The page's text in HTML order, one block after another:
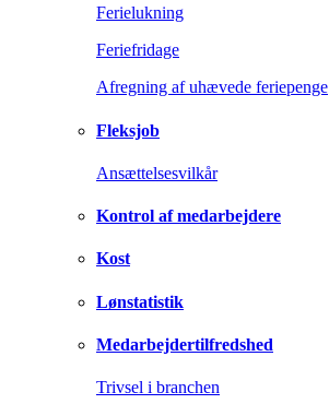
Ferielukning
Feriefridage
Afregning af uhævede feriepenge
Fleksjob
Ansættelsesvilkår
Kontrol af medarbejdere
Kost
Lønstatistik
Medarbejdertilfredshed
Trivsel i branchen